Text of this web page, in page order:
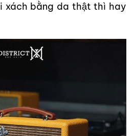
xách bằng da thật thì hay